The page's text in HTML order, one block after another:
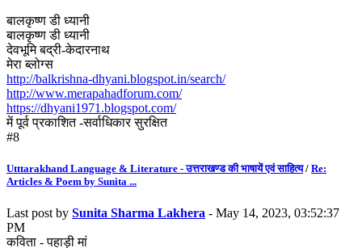
बालकृष्ण डी ध्यानी
बालकृष्ण डी ध्यानी
देवभूमि बद्री-केदारनाथ
मेरा ब्लोग्स
http://balkrishna-dhyani.blogspot.in/search/
http://www.merapahadforum.com/
https://dhyani1971.blogspot.com/
में पूर्व प्रकाशित -सर्वाधिकार सुरक्षित
#8
Utttarakhand Language & Literature - उत्तराखण्ड की भाषायें एवं साहित्य/ Re:
Articles & Poem by Sunita ...
Last post by Sunita Sharma Lakhera - May 14, 2023, 03:52:37
PM
कविता - पहाड़ी मां